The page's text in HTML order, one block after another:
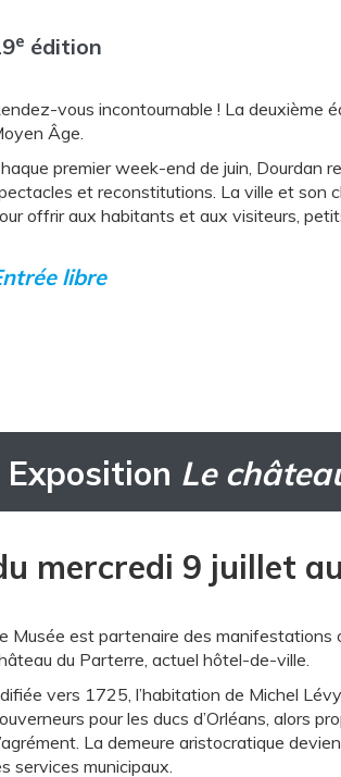
e édition
vous incontournable ! La deuxième
Âge.
premier week-end de juin, Dourdan
et reconstitutions. La ville et son
offrir aux habitants et aux visiteurs,
libre
Exposition Le
mercredi 9 juillet
Musée est partenaire des manifestations
du Parterre, actuel hôtel-de-ville.
vers 1725, l’habitation de Michel
pour les ducs d’Orléans, alors
La demeure aristocratique
services municipaux.